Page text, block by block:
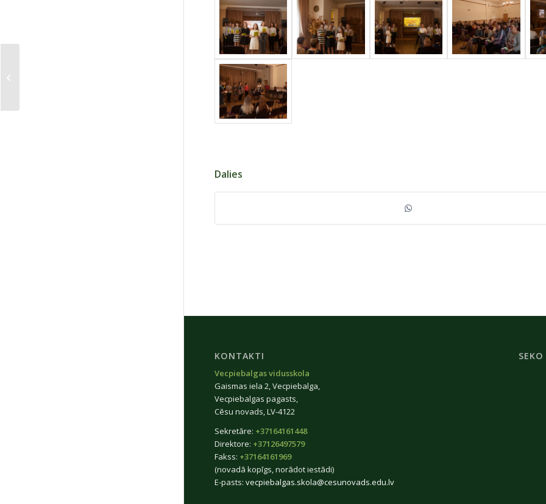
Dalies
KONTAKTI
Vecpiebalgas vidusskola
Gaismas iela 2, Vecpiebalga,
Vecpiebalgas pagasts,
Cēsu novads, LV-4122
Sekretāre: +37164161448
Direktore: +37126497579
Fakss: +37164161969
(novadā kopīgs, norādot iestādi)
E-pasts: vecpiebalgas.skola@cesunovads.edu.lv